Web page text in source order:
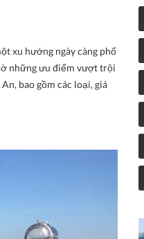
xu hướng ngày càng phổ
những ưu điểm vượt trội
bao gồm các loại, giá